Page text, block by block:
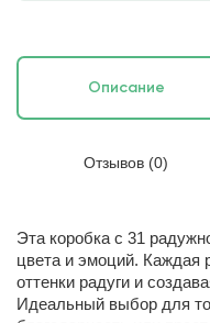
Описание
Отзывов (0)
Эта коробка с 31
цвета и эмоций. Каждая
оттенки радуги и
Идеальный выбор для